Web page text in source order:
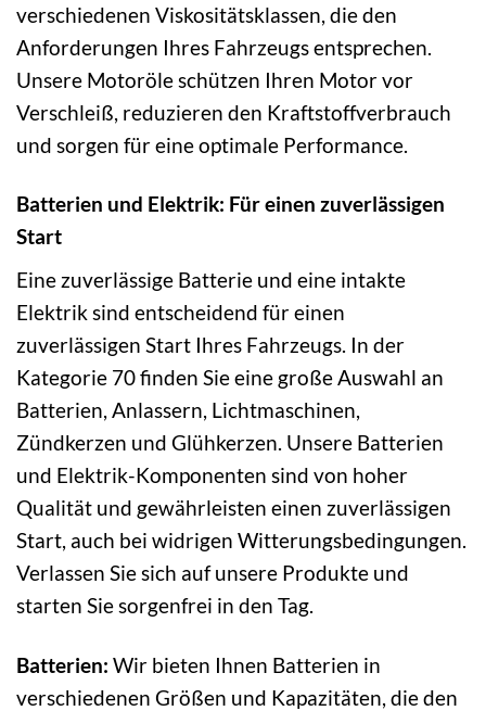
verschiedenen Viskositätsklassen, die den
Anforderungen Ihres Fahrzeugs entsprechen.
Unsere Motoröle schützen Ihren Motor vor
Verschleiß, reduzieren den Kraftstoffverbrauch
und sorgen für eine optimale Performance.
Batterien und Elektrik: Für einen zuverlässigen
Start
Eine zuverlässige Batterie und eine intakte
Elektrik sind entscheidend für einen
zuverlässigen Start Ihres Fahrzeugs. In der
Kategorie 70 finden Sie eine große Auswahl an
Batterien, Anlassern, Lichtmaschinen,
Zündkerzen und Glühkerzen. Unsere Batterien
und Elektrik-Komponenten sind von hoher
Qualität und gewährleisten einen zuverlässigen
Start, auch bei widrigen Witterungsbedingungen.
Verlassen Sie sich auf unsere Produkte und
starten Sie sorgenfrei in den Tag.
Batterien: Wir bieten Ihnen Batterien in
verschiedenen Größen und Kapazitäten, die den